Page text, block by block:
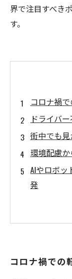
界で注目すべき
す。
コロナ禍
ドライバ
街中でも
環境配慮
AIやロボッ
発
コロナ禍での